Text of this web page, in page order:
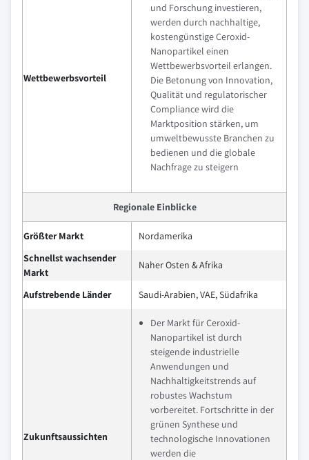
Wettbewerbsvorteil
und Forschung investieren,
werden durch nachhaltige,
kostengünstige Ceroxid-
Nanopartikel einen
Wettbewerbsvorteil erlangen.
Die Betonung von Innovation,
Qualität und regulatorischer
Compliance wird die
Marktposition stärken, um
umweltbewusste Branchen zu
bedienen und die globale
Nachfrage zu steigern
Regionale Einblicke
Größter Markt
Nordamerika
Schnellst wachsender
Markt
Naher Osten & Afrika
Aufstrebende Länder Saudi-Arabien, VAE, Südafrika
Zukunftsaussichten
Der Markt für Ceroxid-
Nanopartikel ist durch
steigende industrielle
Anwendungen und
Nachhaltigkeitstrends auf
robustes Wachstum
vorbereitet. Fortschritte in der
grünen Synthese und
technologische Innovationen
werden die